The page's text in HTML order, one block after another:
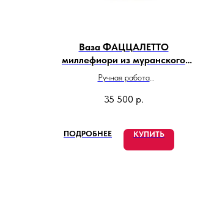
Ваза ФАЦЦАЛЕТТО
миллефиори из муранского
стекла
Ручная работа
Сделано в Италии
35 500 р.
ПОДРОБНЕЕ КУПИТЬ